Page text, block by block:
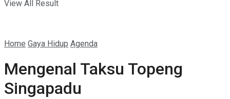
View All Result
Home Gaya Hidup Agenda
Mengenal Taksu Topeng
Singapadu